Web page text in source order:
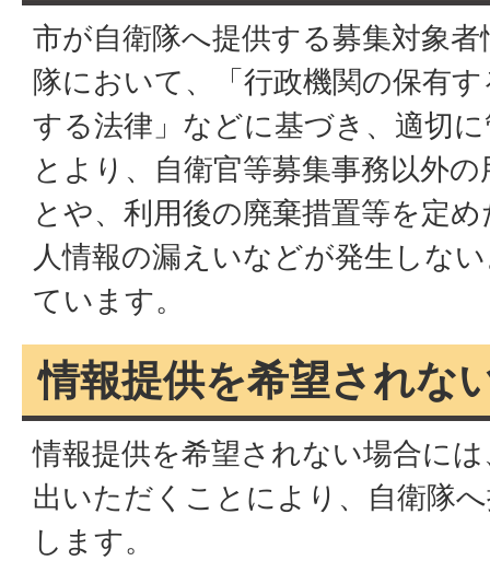
市が自衛隊へ提供する募集対象
隊において、「行政機関の保有
する法律」などに基づき、適切
とより、自衛官等募集事務以外
とや、利用後の廃棄措置等を定
人情報の漏えいなどが発生しな
ています。
情報提供を希望されな
情報提供を希望されない場合に
出いただくことにより、自衛隊
します。